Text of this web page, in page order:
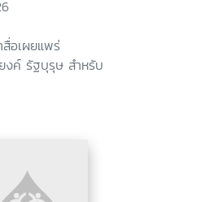
อเผยแพร่
ค์ รัฐบุรุษ สำหรับ